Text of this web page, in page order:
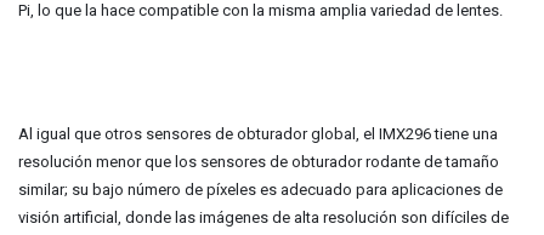
Pi, lo que la hace compatible con la misma amplia variedad de lentes.
Al igual que otros sensores de obturador global, el IMX296 tiene una
resolución menor que los sensores de obturador rodante de tamaño
similar; su bajo número de píxeles es adecuado para aplicaciones de
visión artificial, donde las imágenes de alta resolución son difíciles de